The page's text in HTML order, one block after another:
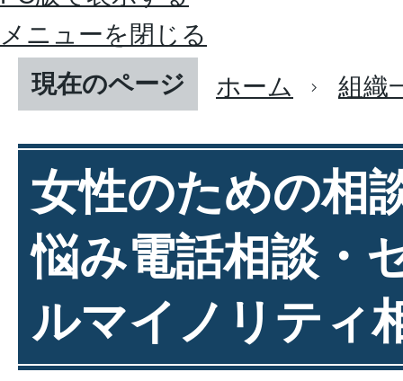
メニューを閉じる
現在のページ
ホーム 組織
女性のための相
悩み電話相談・
ルマイノリティ